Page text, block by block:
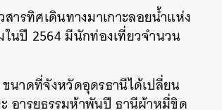
รทิศเดินทางมาเกาะลอยน้ำแห่ง
นปี 2564 มีนักท่องเที่ยวจำนวน
นาดที่จังหวัดอุดรธานีได้เปลี่ยน
อารยธรรมห้าพันปี ธานีผ้าหมี่ขิด